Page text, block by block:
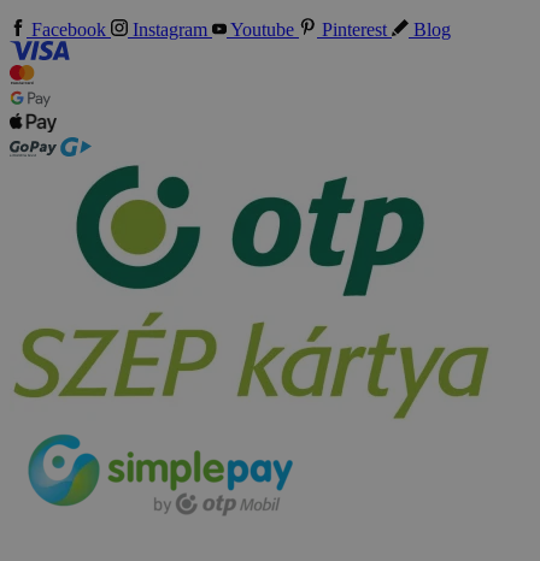
Facebook Instagram Youtube Pinterest Blog